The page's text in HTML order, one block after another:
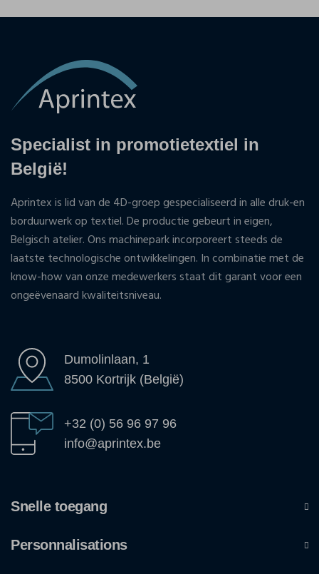
Specialist in promotietextiel in
België!
Aprintex is lid van de 4D-groep gespecialiseerd in alle druk-en
borduurwerk op textiel. De productie gebeurt in eigen,
Belgisch atelier. Ons machinepark incorporeert steeds de
laatste technologische ontwikkelingen. In combinatie met de
know-how van onze medewerkers staat dit garant voor een
ongeëvenaard kwaliteitsniveau.
Dumolinlaan, 1
8500 Kortrijk (België)
+32 (0) 56 96 97 96
info@aprintex.be
Snelle toegang
Personnalisations